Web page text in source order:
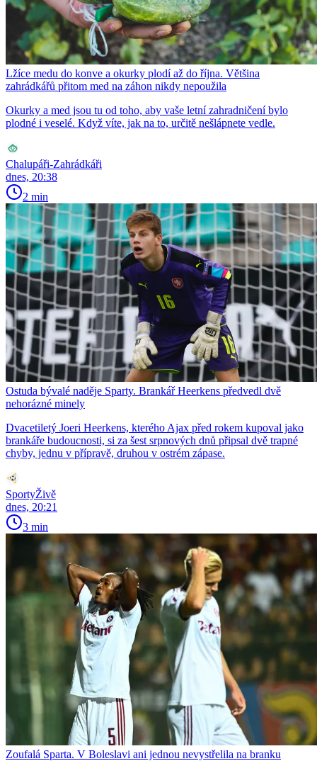
Lžíce medu do konve a okurky plodí až do října. Většina
zahrádkářů přitom med na záhon nikdy nepoužila
Okurky a med jsou tu od toho, aby vaše letní zahradničení bylo
plodné i veselé. Když víte, jak na to, určitě nešlápnete vedle.
Chalupáři-Zahrádkáři
dnes, 20:38
2 min
Ostuda bývalé naděje Sparty. Brankář Heerkens předvedl dvě
nehorázné minely
Dvacetiletý Joeri Heerkens, kterého Ajax před rokem kupoval jako
brankáře budoucnosti, si za šest srpnových dnů připsal dvě trapné
chyby, jednu v přípravě, druhou v ostrém zápase.
SportyŽivě
dnes, 20:21
3 min
Zoufalá Sparta. V Boleslavi ani jednou nevystřelila na branku